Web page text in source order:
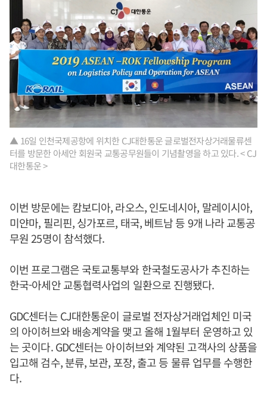
▲ 16일 인천국제공항에 위치한 CJ대한통운 글로벌전자상거래물류센
터를 방문한 아세안 회원국 교통공무원들이 기념촬영을 하고 있다. < CJ
대한통운 >
이번 방문에는 캄보디아, 라오스, 인도네시아, 말레이시아,
미얀마, 필리핀, 싱가포르, 태국, 베트남 등 9개 나라 교통공
무원 25명이 참석했다.
이번 프로그램은 국토교통부와 한국철도공사가 추진하는
한국-아세안 교통협력사업의 일환으로 진행됐다.
GDC센터는 CJ대한통운이 글로벌 전자상거래업체인 미국
의 아이허브와 배송계약을 맺고 올해 1월부터 운영하고 있
는 곳이다. GDC센터는 아이허브와 계약된 고객사의 상품을
입고해 검수, 분류, 보관, 포장, 출고 등 물류 업무를 수행한
다.